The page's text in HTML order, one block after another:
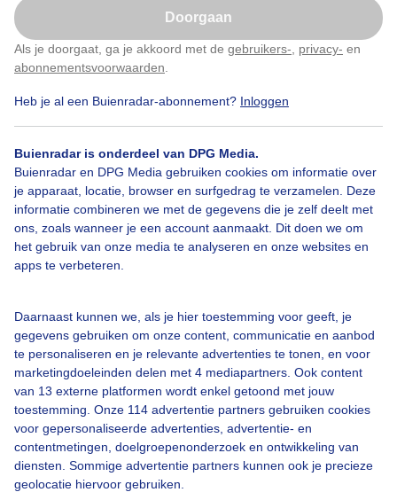
Doorgaan
Als je doorgaat, ga je akkoord met de gebruikers- privacy- en
abonnementsvoorwaarden
Heb je al een Buienradar-abonnement? Inloggen
Buienradar is onderdeel van DPG Media.
Buienradar en DPG Media gebruiken cookies om informatie over
je apparaat, locatie, browser en surfgedrag te verzamelen. Deze
informatie combineren we met de gegevens die je zelf deelt met
ons, zoals wanneer je een account aanmaakt. Dit doen we om
het gebruik van onze media te analyseren en onze websites en
apps te verbeteren.
Daarnaast kunnen we, als je hier toestemming voor geeft, je
gegevens gebruiken om onze content, communicatie en aanbod
te personaliseren en je relevante advertenties te tonen, en voor
marketingdoeleinden delen met 4 mediapartners. Ook content
van 13 externe platformen wordt enkel getoond met jouw
toestemming. Onze 114 advertentie partners gebruiken cookies
voor gepersonaliseerde advertenties, advertentie- en
contentmetingen, doelgroepenonderzoek en ontwikkeling van
diensten. Sommige advertentie partners kunnen ook je precieze
geolocatie hiervoor gebruiken.
Door: Rob Beckers
Vlinders Zon
Bekijk slideshow
Over Buienradar
Bedrijfsgegevens
Klik hierom dit aan te passen